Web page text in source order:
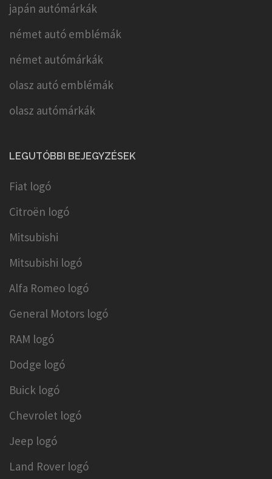
japán autómárkák
német autó emblémák
német autómárkák
olasz autó emblémák
olasz autómárkák
LEGUTÓBBI BEJEGYZÉSEK
Fiat logó
Citroën logó
Mitsubishi
Mitsubishi logó
Alfa Romeo logó
General Motors logó
RAM logó
Dodge logó
Buick logó
Chevrolet logó
Jeep logó
Land Rover logó